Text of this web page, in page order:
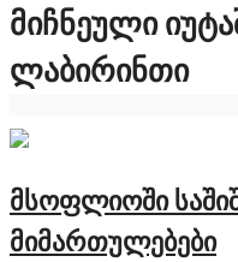
ᲛᲘᲩᲜᲔᲣᲚᲘ
ᲚᲐᲑᲘᲠᲘᲜᲗᲘ
მსოფლიოში
მიმართულებები